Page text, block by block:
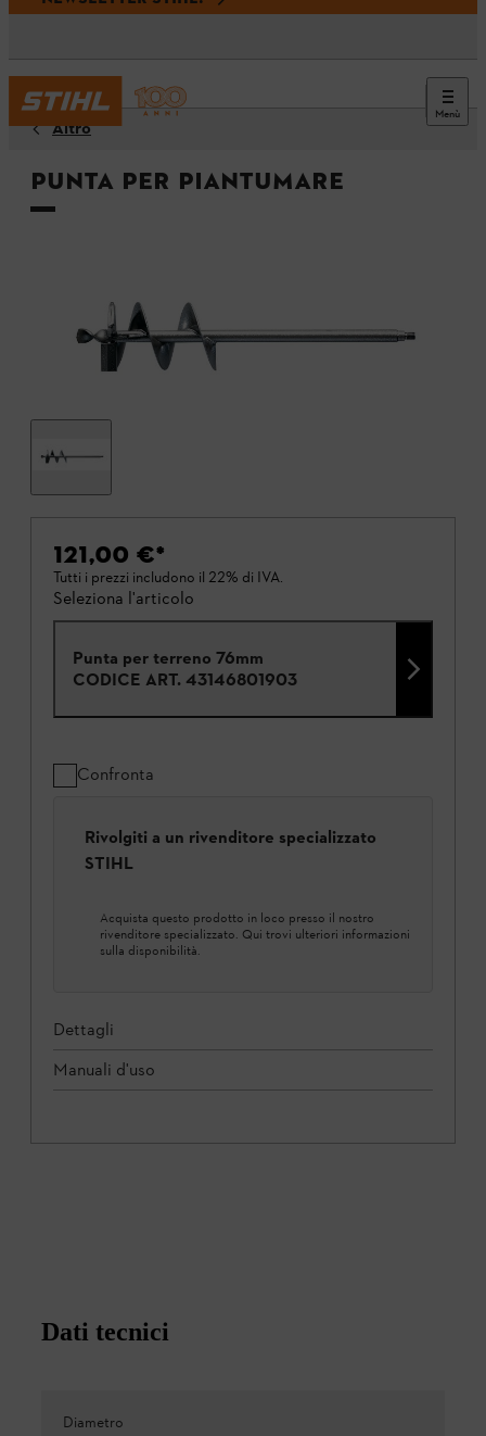
Menù
Altro
Punta per piantumare
121,00 €*
Tutti i prezzi includono il 22% di IVA.
Seleziona l'articolo
Punta per terreno 76mm
CODICE ART. 43146801903
Confronta
Rivolgiti a un rivenditore specializzato
STIHL
Acquista questo prodotto in loco presso il nostro
rivenditore specializzato. Qui trovi ulteriori informazioni
sulla disponibilità.
Dettagli
Manuali d'uso
Dati tecnici
Diametro